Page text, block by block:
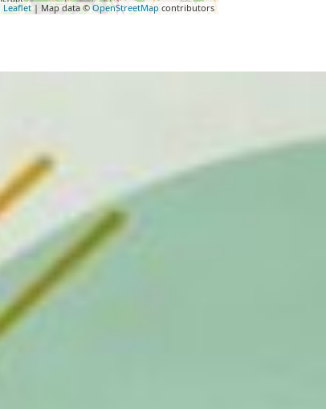
Leaflet| Map data ©OpenStreetMapcontributors